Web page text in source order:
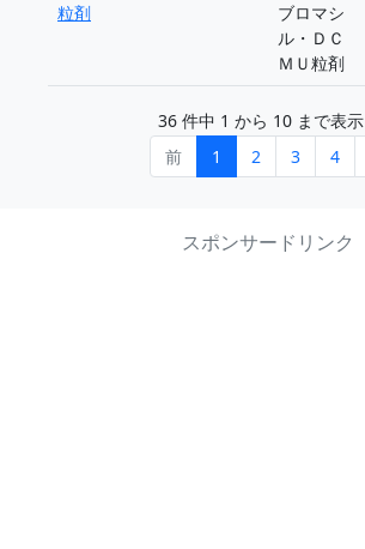
粒剤
ブロマシ
ル・ＤＣ
ＭＵ粒剤
36 件中 1 から 10 まで表示
前
1 2 3 4
スポンサードリンク